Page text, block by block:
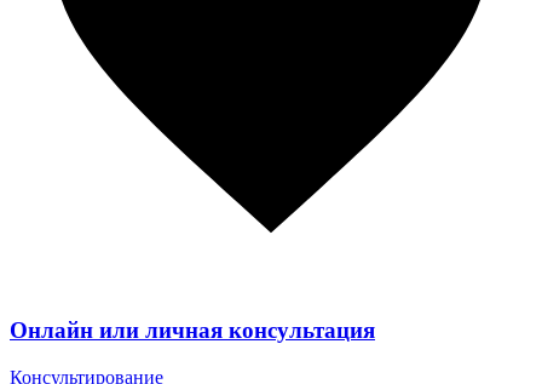
Онлайн или личная консультация
Консультирование